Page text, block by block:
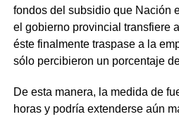
fondos del subsidio que Nación
el gobierno provincial transfiere
éste finalmente traspase a la
sólo percibieron un porcentaje
De esta manera, la medida de
horas y podría extenderse aún